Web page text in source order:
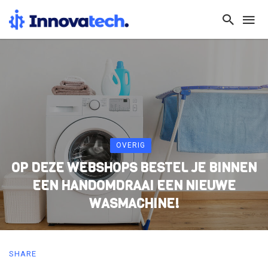
OVERIG
OP DEZE WEBSHOPS BESTEL JE BINNEN
EEN HANDOMDRAAI EEN NIEUWE
WASMACHINE!
SHARE